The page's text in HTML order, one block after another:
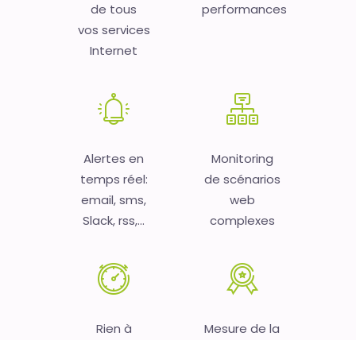
de tous
vos services
Internet
performances
Alertes en
temps réel:
email, sms,
Slack, rss,...
Monitoring
de scénarios
web
complexes
Rien à
Mesure de la